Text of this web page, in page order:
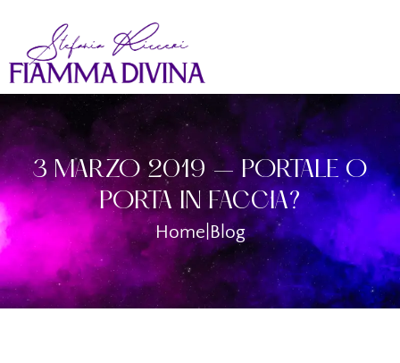
3 MARZO 2019 – PORTALE O
PORTA IN FACCIA?
Home|Blog